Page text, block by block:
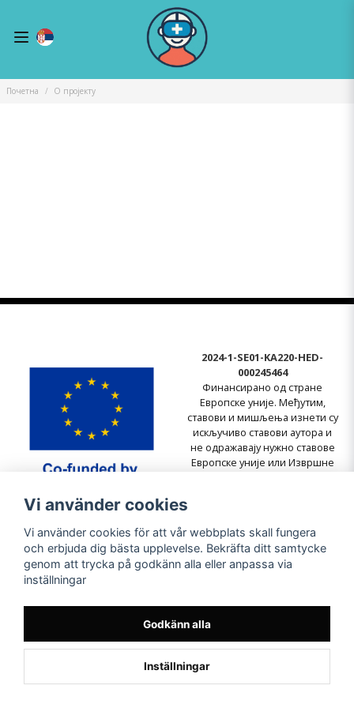
Почетна О пројекту
2024-1-SE01-KA220-HED-
000245464
Финансирано од стране
Европске уније. Међутим,
ставови и мишљења изнети су
искључиво ставови аутора и
не одражавају нужно ставове
Европске уније или Извршне
Vi använder cookies
Vi använder cookies för att vår webbplats skall fungera
och erbjuda dig bästa upplevelse. Bekräfta ditt samtycke
genom att trycka på godkänn alla eller anpassa via
inställningar
Godkänn alla
Inställningar